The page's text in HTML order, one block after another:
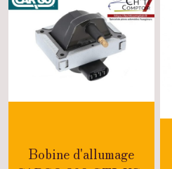
Bobine d'allumage